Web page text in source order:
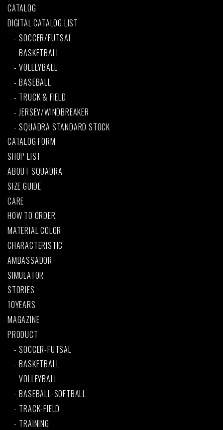
CATALOG
DIGITAL CATALOG LIST
SOCCER/FUTSAL
BASKETBALL
VOLLEYBALL
BASEBALL
TRUCK & FIELD
JERSEY/WINDBREAKER
SQUADRA STANDARD STOCK
CATALOG FORM
SHOP LIST
ABOUT SQUADRA
SIZE GUIDE
CARE
HOW TO ORDER
MATERIAL COLOR
CHARACTERISTIC
AMBASSADOR
SIMULATOR
STORIES
10YEARS
MAGAZINE
PRODUCT
SOCCER-FUTSAL
BASKETBALL
VOLLEYBALL
BASEBALL-SOFTBALL
TRACK-FIELD
TRAINING